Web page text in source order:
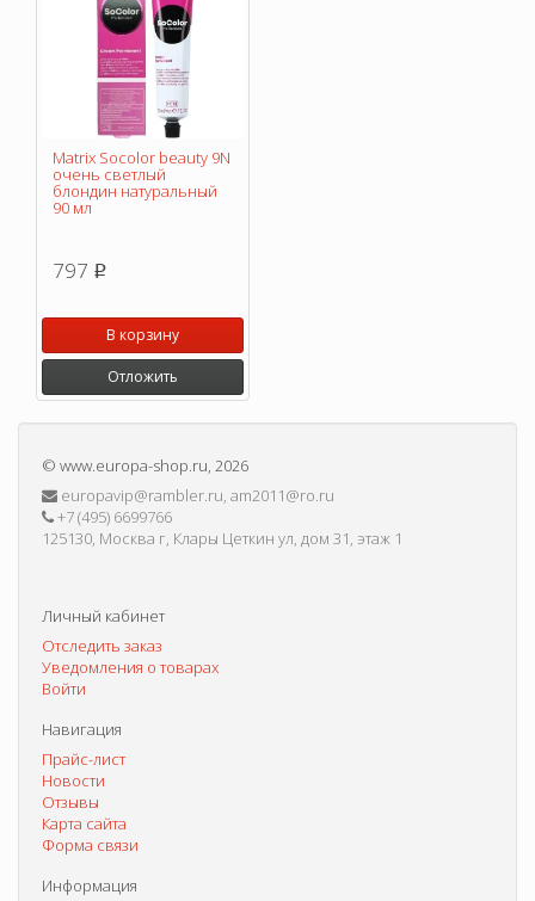
Matrix Socolor beauty 9N
очень светлый
блондин натуральный
90 мл
797 p
В корзину
Отложить
© www.europa-shop.ru, 2026
europavip@rambler.ru, am2011@ro.ru
+7 (495) 6699766
125130, Москва г, Клары Цеткин ул, дом 31, этаж 1
Личный кабинет
Отследить заказ
Уведомления о товарах
Войти
Навигация
Прайс-лист
Новости
Отзывы
Карта сайта
Форма связи
Информация